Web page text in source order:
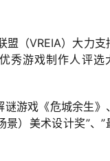
盟（VREIA）大力支
秀游戏制作人评选
谜游戏《危城余生》
）美术设计奖”、”